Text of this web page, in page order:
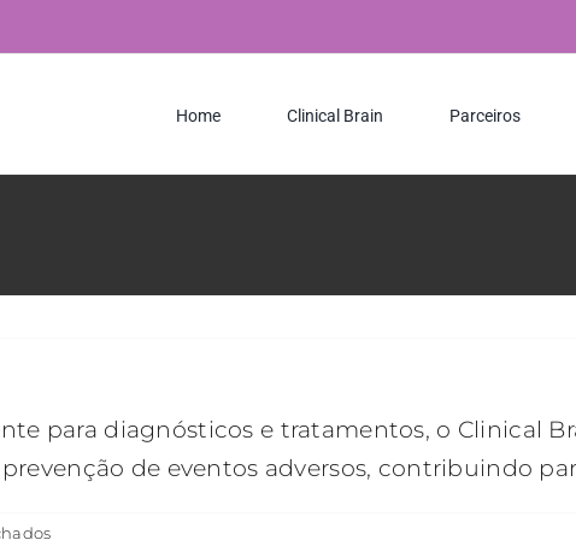
Home Clinical Brain Parceiros
para diagnósticos e tratamentos, o Clinical
de eventos adversos, contribuindo
em